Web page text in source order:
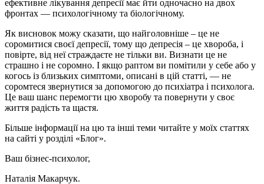
ефективне лікування депресії має йти одночасно на двох
фронтах — психологічному та біологічному.
Як висновок можу сказати, що найголовніше – це не
соромитися своєї депресії, тому що депресія – це хвороба, і
повірте, від неї страждаєте не тільки ви. Визнати це не
страшно і не соромно. І якщо раптом ви помітили у себе або у
когось із близьких симптоми, описані в цій статті, — не
соромтеся звернутися за допомогою до психіатра і психолога.
Це ваш шанс перемогти цю хворобу та повернути у своє
життя радість та щастя.
Більше інформації на цю та інші теми читайте у моїх статтях
на сайті у розділі «Блог».
Ваш бізнес-психолог,
Наталія Макарчук.